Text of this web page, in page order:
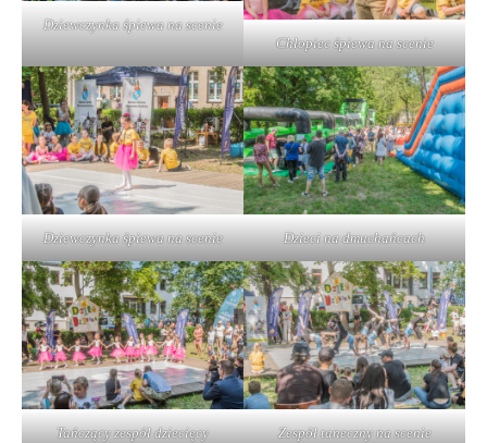
Dziewczynka śpiewa na scenie
Chłopiec śpiewa na scenie
Dziewczynka śpiewa na scenie Dzieci na dmuchańcach
Tańczący zespół dziecięcy Zespół taneczny na scenie